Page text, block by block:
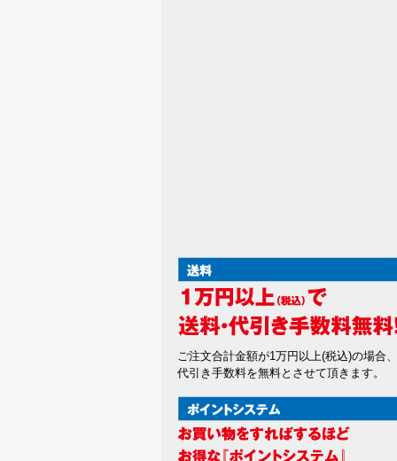
ご注文合計金額が1万円以上(税込)の場合、
代引き手数料を無料とさせて頂きます。